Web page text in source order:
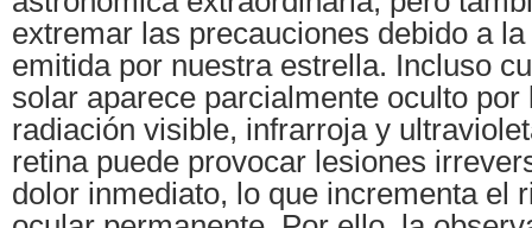
extremar las precauciones debido a
emitida por nuestra estrella. Incluso
solar aparece parcialmente oculto por
radiación visible, infrarroja y
retina puede provocar lesiones
dolor inmediato, lo que incrementa el